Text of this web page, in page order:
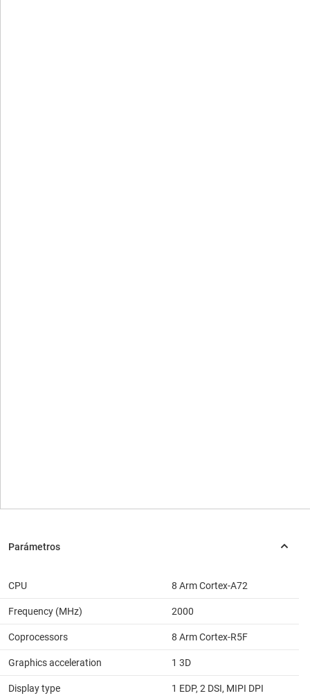
CPU 8 Arm Cortex-A72
Frequency (MHz) 2000
Coprocessors 8 Arm Cortex-R5F
Graphics acceleration 1 3D
Display type 1 EDP, 2 DSI, MIPI DPI